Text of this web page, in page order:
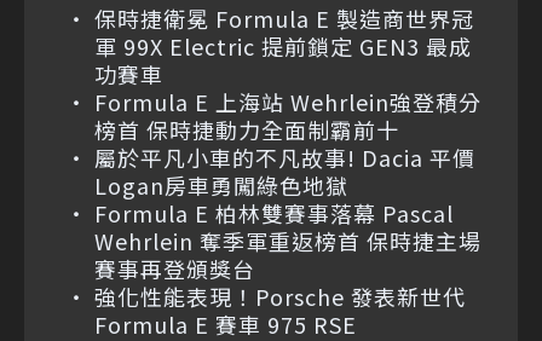
保時捷衛冕 Formula E 製造商世界冠
軍 99X Electric 提前鎖定 GEN3 最成
功賽車
Formula E 上海站 Wehrlein強登積分
榜首 保時捷動力全面制霸前十
屬於平凡小車的不凡故事! Dacia 平價
Logan房車勇闖綠色地獄
Formula E 柏林雙賽事落幕 Pascal
Wehrlein 奪季軍重返榜首 保時捷主場
賽事再登頒獎台
強化性能表現！Porsche 發表新世代
Formula E 賽車 975 RSE